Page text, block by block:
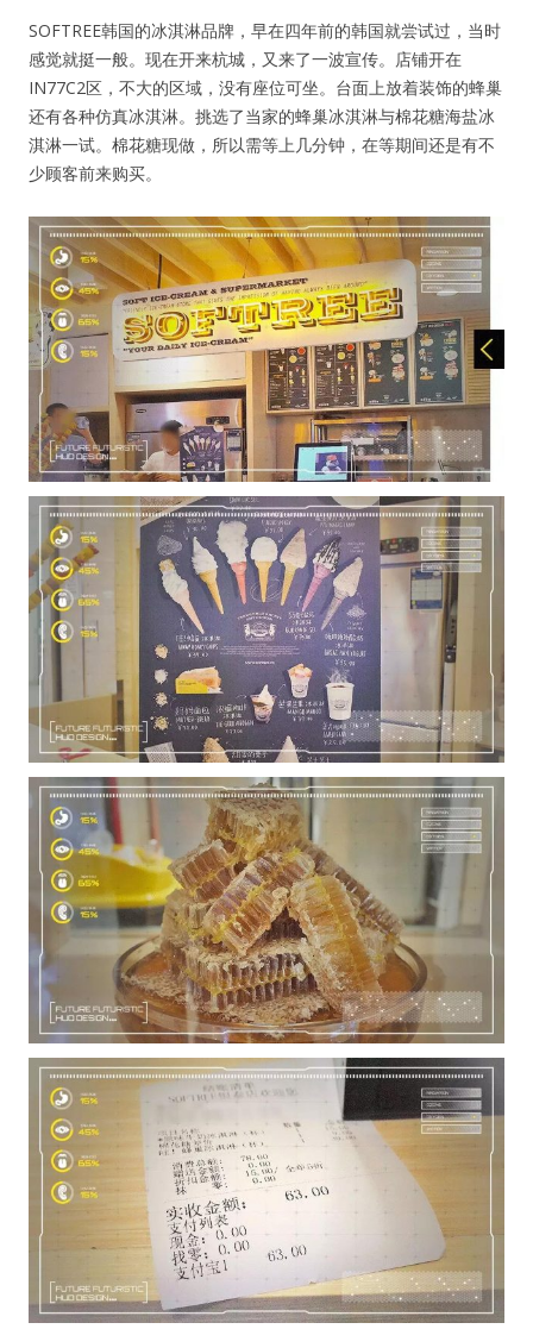
SOFTREE韩国的冰淇淋品牌，早在四年前的韩国就尝试过，当时
感觉就挺一般。现在开来杭城，又来了一波宣传。店铺开在
IN77C2区，不大的区域，没有座位可坐。台面上放着装饰的蜂巢
还有各种仿真冰淇淋。挑选了当家的蜂巢冰淇淋与棉花糖海盐冰
淇淋一试。棉花糖现做，所以需等上几分钟，在等期间还是有不
少顾客前来购买。